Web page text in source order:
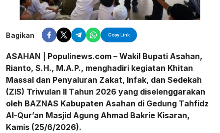
Bagikan Copy Link
ASAHAN | Populinews.com – Wakil Bupati Asahan,
Rianto, S.H., M.A.P., menghadiri kegiatan Khitan
Massal dan Penyaluran Zakat, Infak, dan Sedekah
(ZIS) Triwulan II Tahun 2026 yang diselenggarakan
oleh BAZNAS Kabupaten Asahan di Gedung Tahfidz
Al-Qur’an Masjid Agung Ahmad Bakrie Kisaran,
Kamis (25/6/2026).